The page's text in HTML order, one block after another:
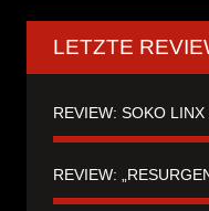
LETZTE
REVIEW: